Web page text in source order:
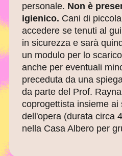
personale. Non è
igienico. Cani di
accedere se tenuti al
in sicurezza e sarà
un modulo per lo
anche per eventuali
preceduta da una
da parte del Prof.
coprogettista insieme ai
dell'opera (durata circa
nella Casa Albero per